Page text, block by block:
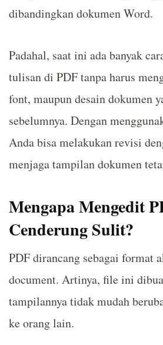
dibandingkan dokumen Word.
Padahal, saat ini ada banyak
tulisan di PDF tanpa harus
font, maupun desain dokumen
sebelumnya. Dengan
Anda bisa melakukan revisi
menjaga tampilan dokumen
Mengapa Mengedit
Cenderung Sulit?
PDF dirancang sebagai format
document. Artinya, file ini
tampilannya tidak mudah
ke orang lain.